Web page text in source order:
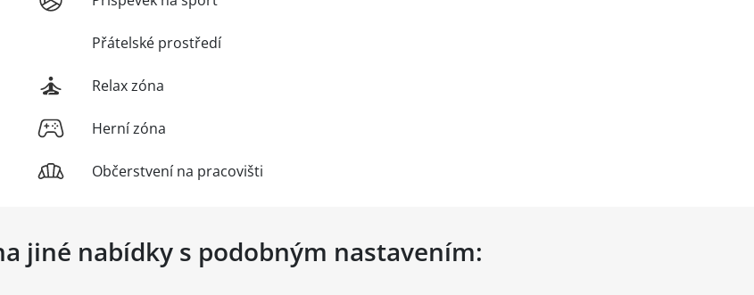
Přátelské prostředí
Relax zóna
Herní zóna
Občerstvení na pracovišti
jiné nabídky s podobným nastavením: